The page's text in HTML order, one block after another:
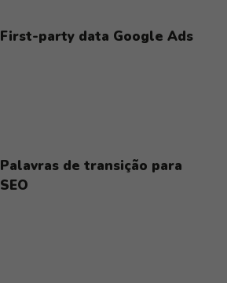
First-party data Google Ads
Palavras de transição para
SEO